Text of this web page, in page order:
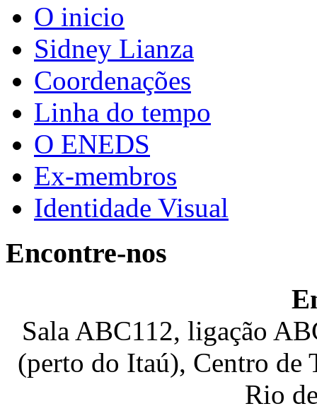
O inicio
Sidney Lianza
Coordenações
Linha do tempo
O ENEDS
Ex-membros
Identidade Visual
Encontre-nos
Sala ABC112, ligação
(perto do Itaú), Centro de
Rio